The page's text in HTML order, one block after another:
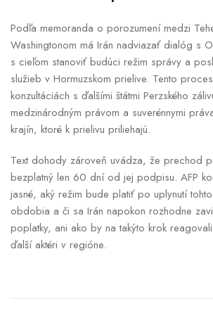
Podľa memoranda o porozumení medzi
Washingtonom má Irán nadviazať dialóg s
s cieľom stanoviť budúci režim správy a
služieb v Hormuzskom prielive. Tento
konzultáciách s ďalšími štátmi Perzského
medzinárodným právom a suverénnymi
krajín, ktoré k prielivu priliehajú.
Text dohody zároveň uvádza, že prechod
bezplatný len 60 dní od jej podpisu. AFP
jasné, aký režim bude platiť po uplynutí
obdobia a či sa Irán napokon rozhodne
poplatky, ani ako by na takýto krok
ďalší aktéri v regióne.